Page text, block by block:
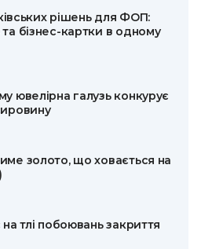
рішень для ФОП:
бізнес-картки в одному
ювелірна галузь конкурує
золото, що ховається на
тлі побоювань закриття